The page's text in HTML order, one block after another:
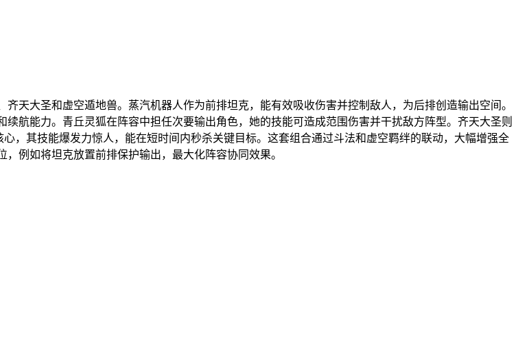
天大圣和虚空遁地兽。蒸汽机器人作为前排坦克，能有效吸收伤害并控制敌人，为后排创造输出空间。
航能力。青丘灵狐在阵容中担任次要输出角色，她的技能可造成范围伤害并干扰敌方阵型。齐天大圣则
，其技能爆发力惊人，能在短时间内秒杀关键目标。这套组合通过斗法和虚空羁绊的联动，大幅增强全
例如将坦克放置前排保护输出，最大化阵容协同效果。